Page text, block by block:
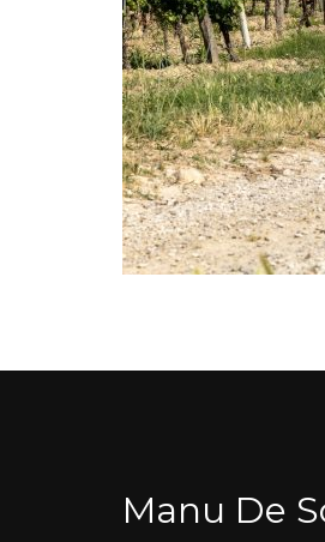
Manu De